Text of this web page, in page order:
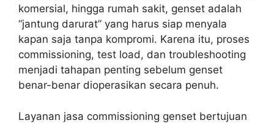
komersial, hingga rumah sakit, genset adalah
“jantung darurat” yang harus siap menyala
kapan saja tanpa kompromi. Karena itu, proses
commissioning, test load, dan troubleshooting
menjadi tahapan penting sebelum genset
benar-benar dioperasikan secara penuh.
Layanan jasa commissioning genset bertujuan